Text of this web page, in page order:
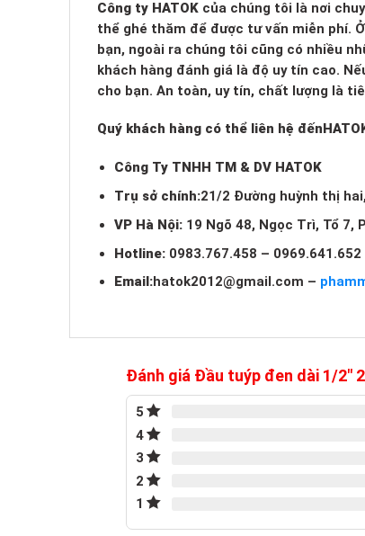
Công ty HATOK của chúng tôi là nơi
thể ghé thăm để được tư vấn miễn phí.
bạn, ngoài ra chúng tôi cũng có nhiều
khách hàng đánh giá là độ uy tín cao.
cho bạn. An toàn, uy tín, chất lượng là
Quý khách hàng có thể liên hệ đến
Công Ty TNHH TM & DV HATOK
Trụ sở chính:21/2 Đường huỳnh thị
VP Hà Nội: 19 Ngõ 48, Ngọc Trì, Tổ 7,
Hotline: 0983.767.458 –
Email:hatok2012@gmail.com –
Đánh giá Đầu tuýp đen dài 1/2″
5
4
3
2
1